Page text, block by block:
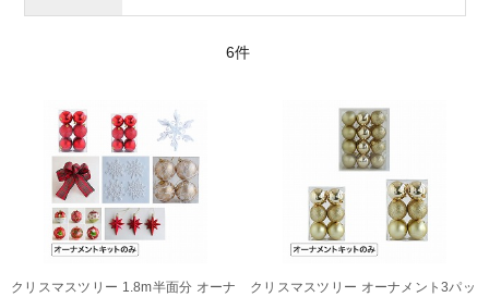
6件
クリスマスツリー 1.8m半面分 オーナ
クリスマスツリー オーナメント3パッ